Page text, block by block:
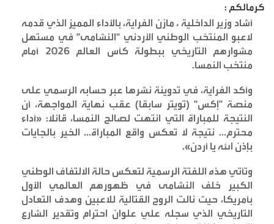
كرمالكم :
أشاد وزير الداخلية ، مازن الفراية، بالأداء المميز الذي قدمه
لاعبو المنتخب الوطني الأردني "النشامى" في مستهل
مشوارهم التاريخي ببطولة كأس العالم 2026 أمام
منتخب النمسا.
وأكد الفراية، في تدوينة نشرها عبر حسابه الرسمي على
منصة "إكس" (تويتر سابقا) عقب نهاية المواجهة، أن
النتيجة للمباراة التي انتهت لصالح النمسا، قائلا: «أداء
محترم... نتيجة لا تعكس واقع المباراة... الخير بالجايات
بإذن الله يا أردن».
وتأتي هذه اللفتة الرسمية لتعكس حالة الالتفاف الوطني
الكبير خلف النشامى في ظهورهم العالمي الأول
بأمريكا، حيث نالت الروح القتالية للاعبين وهدف التعادل
التاريخي الذي سجله علي علوان احترام وتقدير الشارع